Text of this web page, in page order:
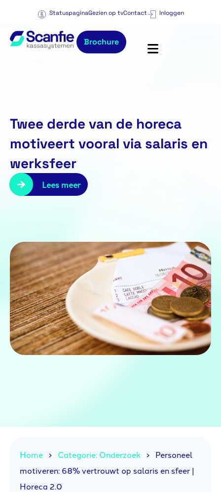
StatuspaginaGezien op tvContact Inloggen
Brochure
Twee derde van de horeca
motiveert vooral via salaris en
werksfeer
Lees meer
Home Categorie: Onderzoek
Personeel
motiveren: 68% vertrouwt op salaris en sfeer |
Horeca 2.0